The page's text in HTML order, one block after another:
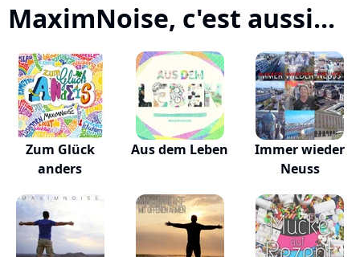
MaximNoise, c'est aussi...
Zum Glück
anders
Aus dem Leben
Immer wieder
Neuss